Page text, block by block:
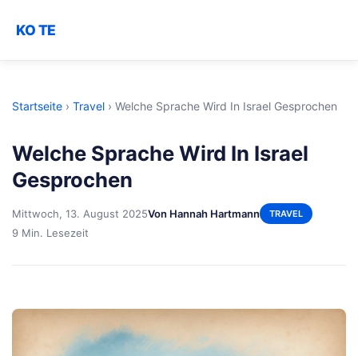
KO TE
Startseite › Travel › Welche Sprache Wird In Israel Gesprochen
Welche Sprache Wird In Israel
Gesprochen
Mittwoch, 13. August 2025Von Hannah Hartmann TRAVEL
9 Min. Lesezeit